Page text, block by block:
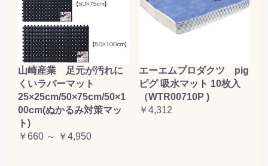
山崎産業 足元が汚れに
くいラバーマット
25×25cm/50×75cm/50×1
00cm(ぬかるみ対策マッ
ト)
￥660 ～ ￥4,950
エーエムプロダクツ pig
ピグ 吸水マット 10枚入
（WTR00710P )
￥4,312